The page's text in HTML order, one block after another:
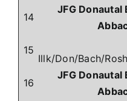
14
JFG Donautal
15
Illk/Don/Bach/
16
JFG Donautal